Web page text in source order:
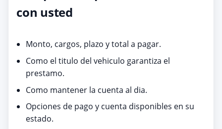
con usted
Monto, cargos, plazo y total a pagar.
Como el titulo del vehiculo garantiza el
prestamo.
Como mantener la cuenta al dia.
Opciones de pago y cuenta disponibles en su
estado.